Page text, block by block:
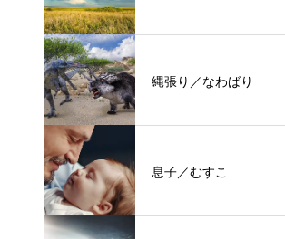
縄張り／なわばり
息子／むすこ